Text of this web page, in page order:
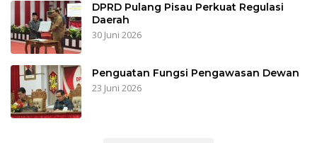
DPRD Pulang Pisau Perkuat Regulasi
Daerah
30 Juni 2026
Penguatan Fungsi Pengawasan Dewan
23 Juni 2026